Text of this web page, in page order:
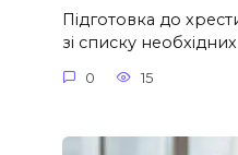
Підготовка до
зі списку необхідних
0 15